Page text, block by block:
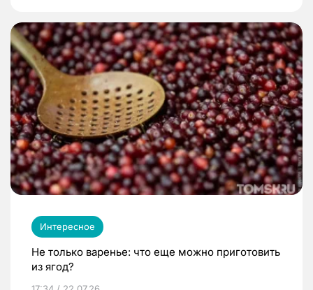
Интересное
Не только варенье: что еще можно приготовить
из ягод?